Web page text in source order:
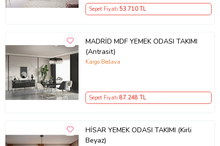
Sepet Fiyatı 53.710TL
MADRİD MDF YEMEK ODASI TAKIMI
(Antrasit)
Kargo Bedava
Sepet Fiyatı 87.248TL
HİSAR YEMEK ODASI TAKIMI (Kirli
Beyaz)